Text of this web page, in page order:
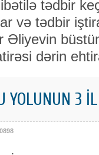
tədbir
və tədbir
Əliyevin
dərin
YOLUNUN 3